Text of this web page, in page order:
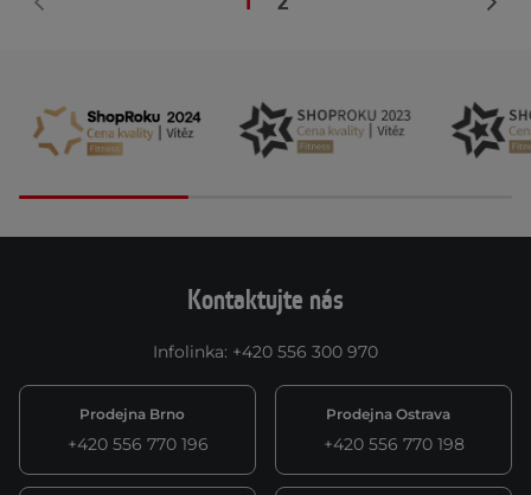
Kontaktujte nás
Infolinka: +420 556 300 970
Prodejna Brno
+420 556 770 196
Prodejna Ostrava
+420 556 770 198